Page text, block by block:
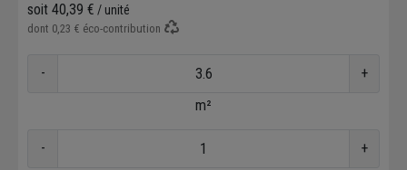
soit 40,39 € / unité
dont 0,23 € éco-contribution
-
+
m²
-
+